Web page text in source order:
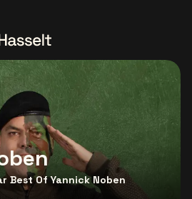
Best Of Yannick Noben